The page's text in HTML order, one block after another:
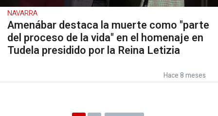
NAVARRA
Amenábar destaca la muerte como "parte
del proceso de la vida" en el homenaje en
Tudela presidido por la Reina Letizia
Hace 8 meses